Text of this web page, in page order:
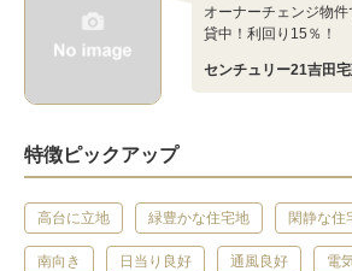
オーナーチェンジ物
貸中！利回り15％！
センチュリー21吉田
特徴ピックアップ
高台に立地 緑豊かな住宅地 閑静な住
南向き 日当り良好 通風良好 電